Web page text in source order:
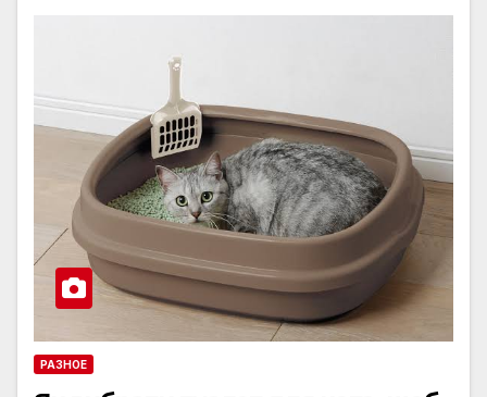
РАЗНОЕ